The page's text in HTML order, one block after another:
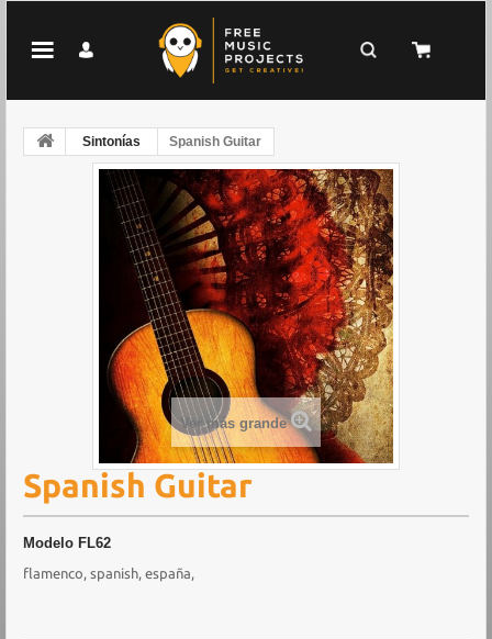
Sintonías Spanish Guitar
Ver más grande
Spanish Guitar
Modelo FL62
flamenco, spanish, españa,